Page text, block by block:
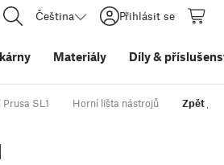
Čeština Přihlásit se
Materiály Díly&
SL1 Horní lišta nástrojů Zpět /